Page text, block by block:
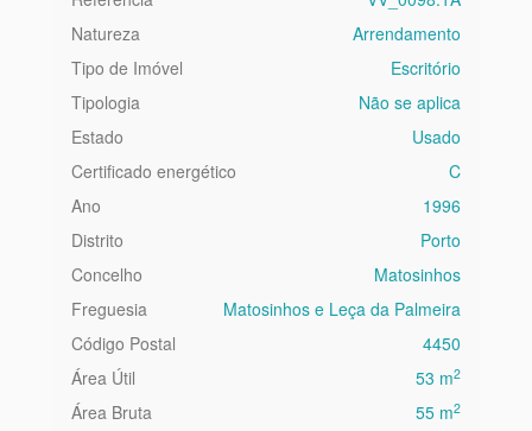
Natureza
Arrendamento
Tipo de Imóvel
Escritório
Tipologia
Não se aplica
Estado
Usado
Certificado energético
C
Ano
1996
Distrito
Porto
Concelho
Matosinhos
Freguesia
Matosinhos e Leça da Palmeira
Código Postal
4450
Área Útil
53 m2
Área Bruta 55 m2